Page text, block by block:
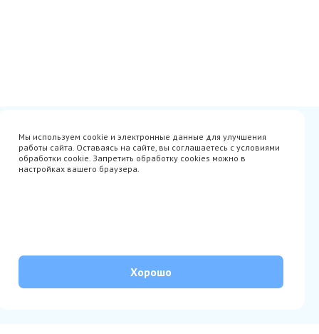
Avito
Акции
Гарантия
Оплата
Производители
Политика обработки персональных данных
Согласие на обработку персональных данных
Мы используем cookie и электронные данные для улучшения
работы сайта. Оставаясь на сайте, вы соглашаетесь с условиями
обработки cookie. Запретить обработку cookies можно в
настройках вашего браузера.
Хорошо